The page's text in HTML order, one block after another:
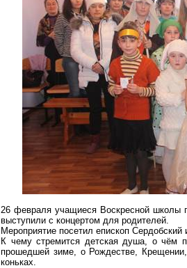
26 февраля учащиеся Воскресной школы
выступили с концертом для родителей.
Мероприятие посетил епископ Сердобский
К чему стремится детская душа, о чём
прошедшей зиме, о Рождестве,
коньках.